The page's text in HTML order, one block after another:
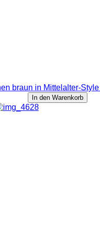
braun in Mittelalter-Style
In den Warenkorb